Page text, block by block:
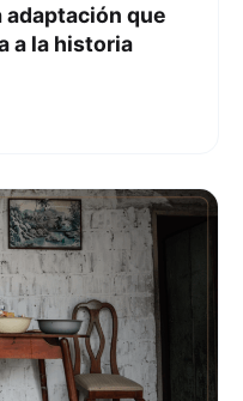
adaptación que
a la historia